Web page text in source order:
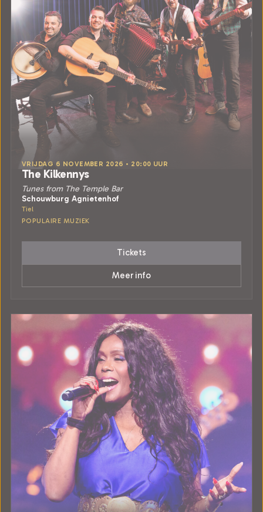
VRIJDAG 6 NOVEMBER 2026 • 20:00 UUR
The Kilkennys
Tunes from The Temple Bar
Schouwburg Agnietenhof
Tiel
POPULAIRE MUZIEK
Tickets
Meer info